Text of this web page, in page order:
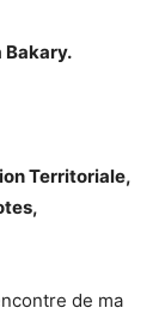
Bakary.
Territoriale,
de ma